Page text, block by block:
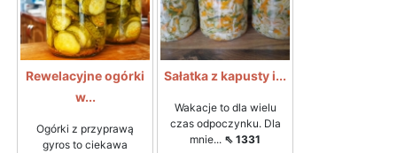
Rewelacyjne ogórki
w...
Ogórki z przyprawą
gyros to ciekawa
Sałatka z kapusty i...
Wakacje to dla wielu
czas odpoczynku. Dla
mnie... ⇖ 1331